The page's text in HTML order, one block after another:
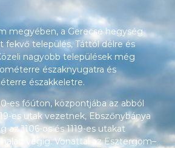
megyében, a Gerecse hegység
fekvő település, Táttól délre és
nagyobb települések még
északnyugatra és
északkeletre.
es főúton, központjába az abból
es utak vezetnek, Ebszőnybánya
az 1106-os és 1119-es utakat
halad végig. Vonattal az Esztergom–